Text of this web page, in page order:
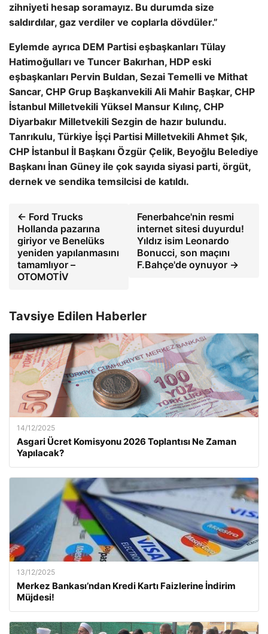
zihniyeti hesap soramayız. Bu durumda size
saldırdılar, gaz verdiler ve coplarla dövdüler.”
Eylemde ayrıca DEM Partisi eşbaşkanları Tülay
Hatimoğulları ve Tuncer Bakırhan, HDP eski
eşbaşkanları Pervin Buldan, Sezai Temelli ve Mithat
Sancar, CHP Grup Başkanvekili Ali Mahir Başkar, CHP
İstanbul Milletvekili Yüksel Mansur Kılınç, CHP
Diyarbakır Milletvekili Sezgin de hazır bulundu.
Tanrıkulu, Türkiye İşçi Partisi Milletvekili Ahmet Şık,
CHP İstanbul İl Başkanı Özgür Çelik, Beyoğlu Belediye
Başkanı İnan Güney ile çok sayıda siyasi parti, örgüt,
dernek ve sendika temsilcisi de katıldı.
← Ford Trucks
Hollanda pazarına
giriyor ve Benelüks
yeniden yapılanmasını
tamamlıyor –
OTOMOTİV
Fenerbahce'nin resmi
internet sitesi duyurdu!
Yıldız isim Leonardo
Bonucci, son maçını
F.Bahçe'de oynuyor →
Tavsiye Edilen Haberler
14/12/2025
Asgari Ücret Komisyonu 2026 Toplantısı Ne Zaman
Yapılacak?
13/12/2025
Merkez Bankası’ndan Kredi Kartı Faizlerine İndirim
Müjdesi!